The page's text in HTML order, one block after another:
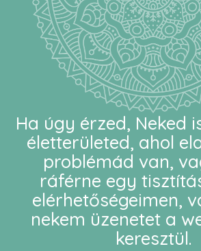
Ha úgy érzed, Neked
életterületed, ahol
problémád van,
ráférne egy
elérhetőségeimen,
nekem üzenetet a
keresztül.